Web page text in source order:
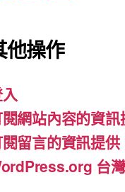
a
c
e
o
o
k
st
a
gr
m b
e
他操作
網站內容的資訊
留言的資訊提供
台